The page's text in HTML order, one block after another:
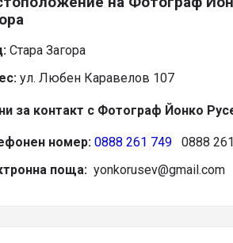
Стара Загора
ул. Любен Каравелов 107
за контакт с Фотограф Йонко
номер: 0888 261 749 0888
поща: yonkorusev@gmail.com